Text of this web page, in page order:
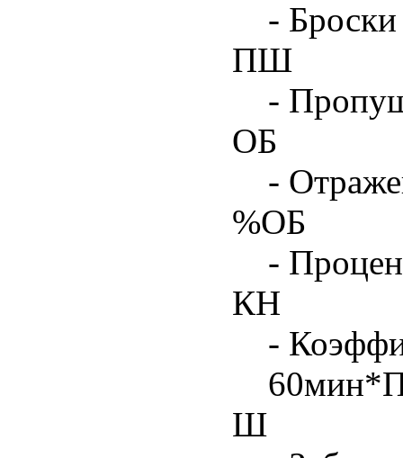
-
ПШ
-
ОБ
-
%ОБ
-
КН
-
Ш